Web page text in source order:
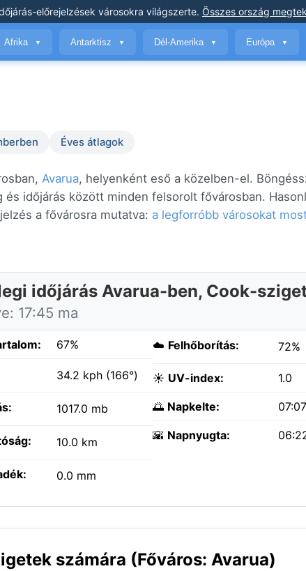
előrejelzések városokra világszerte. Összes ország
Afrika ▼ Antarktisz ▼ Dél-Amerika ▼ Európa ▼
Éves átlagok
Avarua, helyenként eső a közelben-el.
időjárás között minden felsorolt fővárosban.
a fővárosra mutatva: a legforróbb városokat
időjárás Avarua-ben, Cook-
17:45 ma
67%
34.2 kph (166°)
1017.0 mb
10.0 km
0.0 mm
☁️ Felhőborítás: 72%
☀️ UV-index: 1.0
🌅 Napkelte:
🌇 Napnyugta:
számára (Főváros: Avarua)